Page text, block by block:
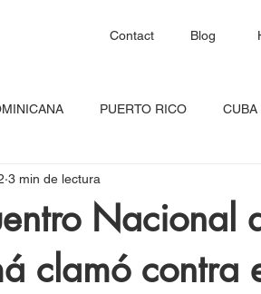
Blog
Contact
PUERTO RICO CUBA
HAITÍ SANTA LUCÍA
RED CONTINENTAL MEXICO
Nacional
clamó contra
3 min de lectura